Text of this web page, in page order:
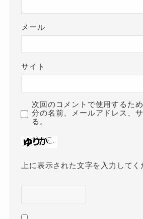
メール
サイト
次回のコメントで使用するた
分の名前、メールアドレス、
る。
上に表示された文字を入力してく